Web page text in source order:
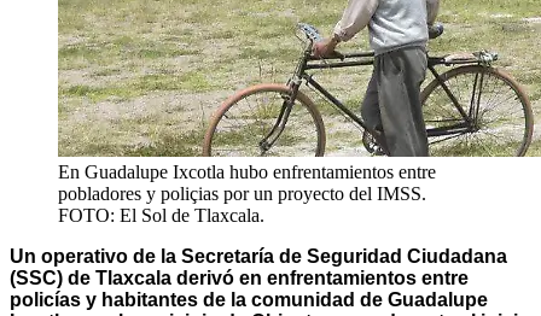
En Guadalupe Ixcotla hubo enfrentamientos entre
pobladores y poliçias por un proyecto del IMSS.
FOTO: El Sol de Tlaxcala.
Un operativo de la Secretaría de Seguridad Ciudadana
(SSC) de Tlaxcala derivó en enfrentamientos entre
policías y habitantes de la comunidad de Guadalupe